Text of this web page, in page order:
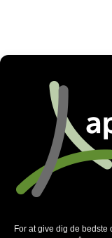
For at give dig de